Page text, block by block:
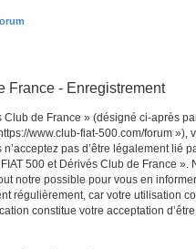
France - Enregistrement
de France » (désigné ci-après
www.club-fiat-500.com/forum »),
pas d’être légalement lié
500 et Dérivés Club de France
notre possible pour vous en
régulièrement, car votre utilisation
constitue votre acceptation